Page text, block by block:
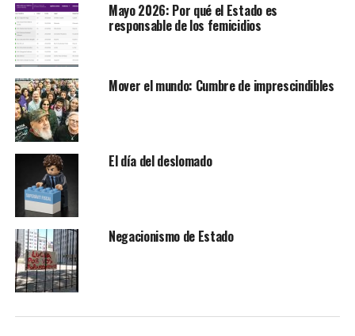
Mayo 2026: Por qué el Estado es
responsable de los femicidios
Mover el mundo: Cumbre de imprescindibles
El día del deslomado
Negacionismo de Estado